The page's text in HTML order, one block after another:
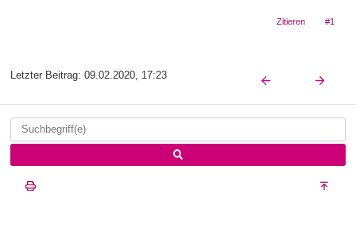
Zitieren #1
Letzter Beitrag: 09.02.2020, 17:23